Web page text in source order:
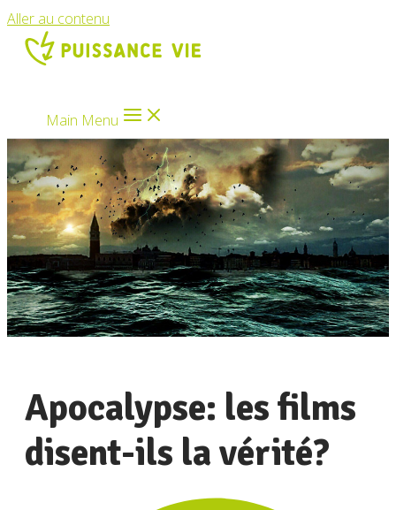
Aller au contenu
Main Menu
Apocalypse: les films
disent-ils la vérité?